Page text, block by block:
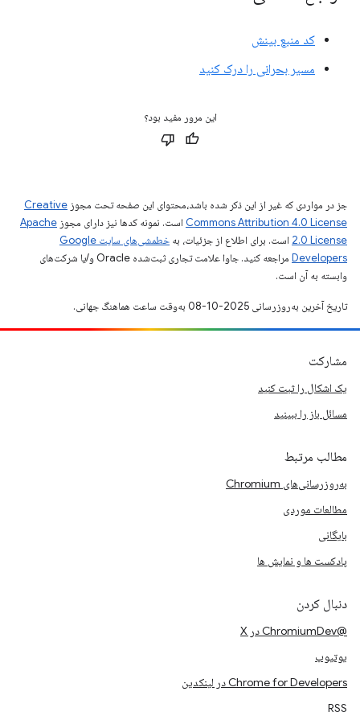
کد منبع بینش
مسیر بحرانی را درک کنید
این مرور مفید بود؟
جز در مواردی که غیر از این ذکر شده باشد،‌محتوای این صفحه تحت مجوز Creative
Commons Attribution 4.0 License است. نمونه کدها نیز دارای مجوز Apache
2.0 License است. برای اطلاع از جزئیات، به
خطمشی‌های سایت Google
Developers‏
مراجعه کنید. جاوا علامت تجاری ثبت‌شده Oracle و/یا شرکت‌های
وابسته به آن است.
تاریخ آخرین به‌روزرسانی 2025-10-08 به‌وقت ساعت هماهنگ جهانی.
مشارکت
یک اشکال را ثبت کنید
مسائل باز را ببینید
مطالب مرتبط
به‌روزرسانی‌های Chromium
مطالعات موردی
بایگانی
پادکست ها و نمایش ها
دنبال کردن
@ChromiumDev در X
یوتیوب
Chrome for Developers در لینکدین
RSS